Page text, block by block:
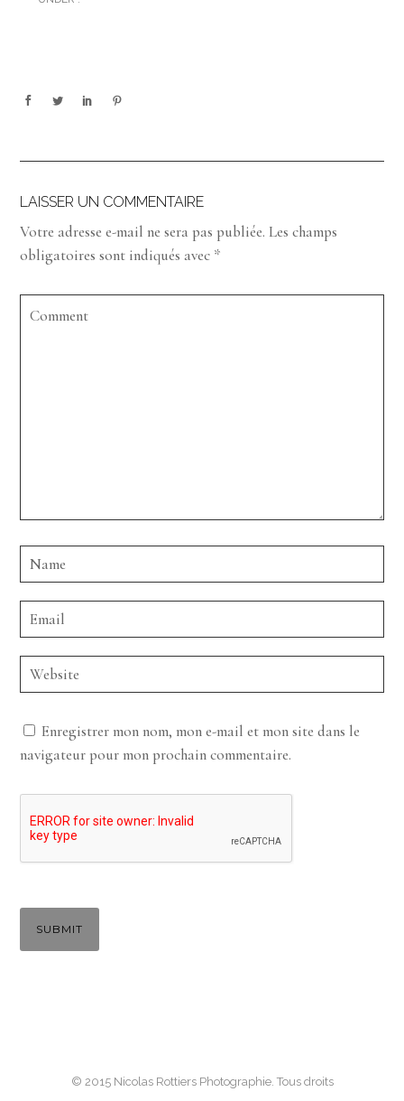
LAISSER UN COMMENTAIRE
Votre adresse e-mail ne sera pas publiée. Les champs
obligatoires sont indiqués avec *
Enregistrer mon nom, mon e-mail et mon site dans le
navigateur pour mon prochain commentaire.
© 2015 Nicolas Rottiers Photographie. Tous droits